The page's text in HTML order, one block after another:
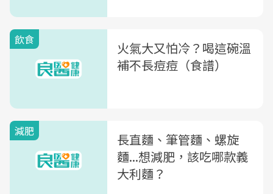
飲食
火氣大又怕冷？喝這碗溫
補不長痘痘（食譜）
減肥
長直麵、筆管麵、螺旋
麵...想減肥，該吃哪款義
大利麵？